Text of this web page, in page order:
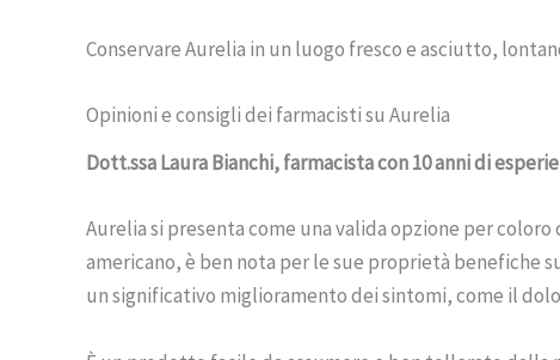
Conservare Aurelia in un luogo fresco e asciutto,
Opinioni e consigli dei farmacisti su Aurelia
Dott.ssa Laura Bianchi, farmacista con 10 anni di
Aurelia si presenta come una valida opzione per
americano, è ben nota per le sue proprietà benefiche
un significativo miglioramento dei sintomi, come il